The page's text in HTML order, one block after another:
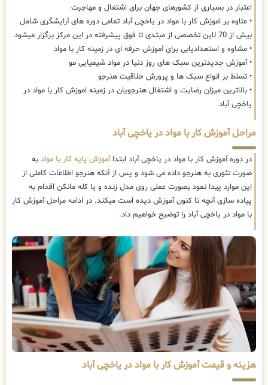
اعتبار در بسیاری از کشورهای جهان برای اشتغال و مهاجرت
• علاوه بر اموزش کار با مواد در یاخچی آباد تمامی دوره های آرایشگری شامل
بیش از 70 لاین تخصصی از مبتدی تا فوق پیشرفته در این مرکز برگزار میشود
• مشاوه و استعدادیابی برای آموزش حرفه ای در زمینه کار با مواد
• آموزش جدیدترین سبک های روز دنیا در مواد شیمیایی مو
• تسلط بر انواع سبک ها و پرورش خلاقیت هنرجو
• بالاترین میزان رضایت و اشتغال هنرجویان در زمینه اموزش کار با مواد در
یاخچی آباد
مراحل آموزش کار با مواد در یاخچی آباد
در دوره آموزش کار با مواد در یاخچی آباد ابتداآموزش پایه کار با مواد به
صورت تئوری به هنرجو داده می شود و پس از آنکه هنرجو اطلاعات کاملی از
این موارد پیدا نمود بصورت عملی روی مدل زنده و یا کله مانکن اقدام به
پیاده سازی آنچه تا کنون آموزش دیده است میکند. در ادامه مراحل آموزش کار
با مواد در یاخچی آباد را توضیح خواهیم داد.
هزینه و قیمت آموزش کار با مواد در یاخچی آباد